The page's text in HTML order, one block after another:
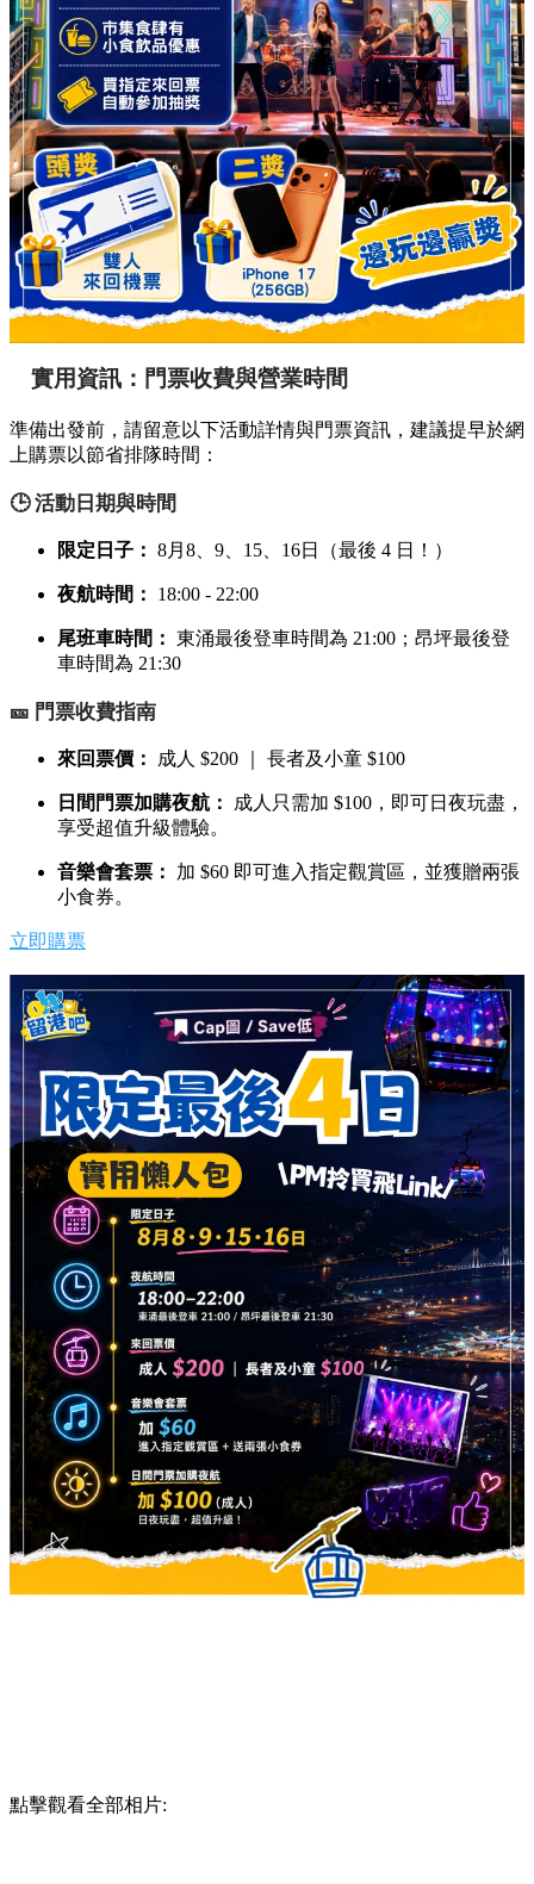
實用資訊：門票收費與營業時間
準備出發前，請留意以下活動詳情與門票資訊，建議提早於網
上購票以節省排隊時間：
🕒 活動日期與時間
限定日子： 8月8、9、15、16日（最後 4 日！）
夜航時間： 18:00 - 22:00
尾班車時間： 東涌最後登車時間為 21:00；昂坪最後登
車時間為 21:30
🎫 門票收費指南
來回票價： 成人 $200 ｜ 長者及小童 $100
日間門票加購夜航：
成人只需加 $100，即可日夜玩盡，
享受超值升級體驗。
音樂會套票：
加 $60 即可進入指定觀賞區，並獲贈兩張
小食券。
立即購票
點擊觀看全部相片: